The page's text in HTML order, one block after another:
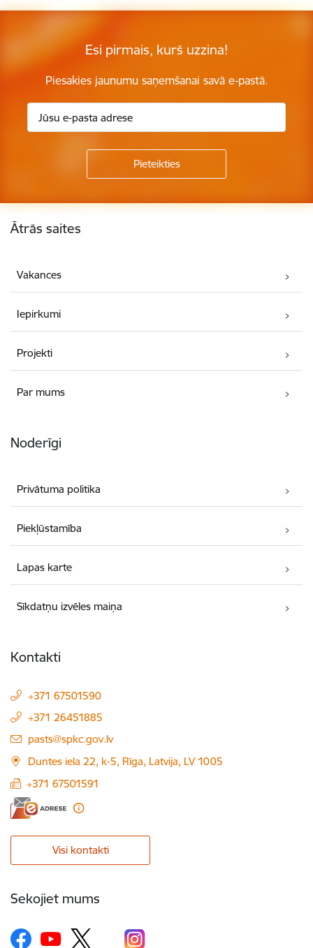
Esi pirmais, kurš uzzina!
Piesakies jaunumu saņemšanai savā e-pastā.
Kājene
Ātrās saites
Vakances
Iepirkumi
Projekti
Par mums
Noderīgi
Privātuma politika
Piekļūstamība
Lapas karte
Sīkdatņu izvēles maiņa
Kontakti
+371 67501590
+371 26451885
E-pasts:
pasts@spkc.gov.lv
Duntes iela 22, k-5, Rīga, Latvija, LV 1005
+371 67501591
Visi kontakti
Sekojiet mums